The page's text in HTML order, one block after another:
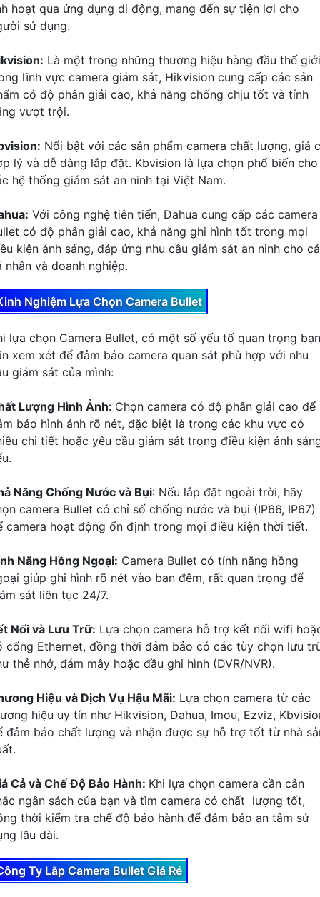
hoạt qua ứng dụng di động, mang đến sự tiện lợi cho
sử dụng.
Là một trong những thương hiệu hàng đầu thế giới
lĩnh vực camera giám sát, Hikvision cung cấp các sản
có độ phân giải cao, khả năng chống chịu tốt và tính
vượt trội.
Nổi bật với các sản phẩm camera chất lượng, giá
lý và dễ dàng lắp đặt. Kbvision là lựa chọn phổ biến cho
hệ thống giám sát an ninh tại Việt Nam.
Với công nghệ tiên tiến, Dahua cung cấp các camera
có độ phân giải cao, khả năng ghi hình tốt trong mọi
kiện ánh sáng, đáp ứng nhu cầu giám sát an ninh cho cả
nhân và doanh nghiệp.
Nghiệm Lựa Chọn Camera Bullet
lựa chọn Camera Bullet, có một số yếu tố quan trọng bạn
xem xét để đảm bảo camera quan sát phù hợp với nhu
giám sát của mình:
Lượng Hình Ảnh: Chọn camera có độ phân giải cao để
bảo hình ảnh rõ nét, đặc biệt là trong các khu vực có
chi tiết hoặc yêu cầu giám sát trong điều kiện ánh
Năng Chống Nước và Bụi: Nếu lắp đặt ngoài trời, hãy
camera Bullet có chỉ số chống nước và bụi (IP66, IP67)
camera hoạt động ổn định trong mọi điều kiện thời tiết.
Năng Hồng Ngoại: Camera Bullet có tính năng hồng
giúp ghi hình rõ nét vào ban đêm, rất quan trọng để
sát liên tục 24/7.
Nối và Lưu Trữ: Lựa chọn camera hỗ trợ kết nối wifi
cổng Ethernet, đồng thời đảm bảo có các tùy chọn lưu
thẻ nhớ, đám mây hoặc đầu ghi hình (DVR/NVR).
Hiệu và Dịch Vụ Hậu Mãi: Lựa chọn camera từ các
hiệu uy tín như Hikvision, Dahua, Imou, Ezviz,
đảm bảo chất lượng và nhận được sự hỗ trợ tốt từ nhà
Cả và Chế Độ Bảo Hành: Khi lựa chọn camera cần cân
ngân sách của bạn và tìm camera có chất lượng tốt,
thời kiểm tra chế độ bảo hành để đảm bảo an tâm sử
lâu dài.
Ty Lắp Camera Bullet Giá Rẻ